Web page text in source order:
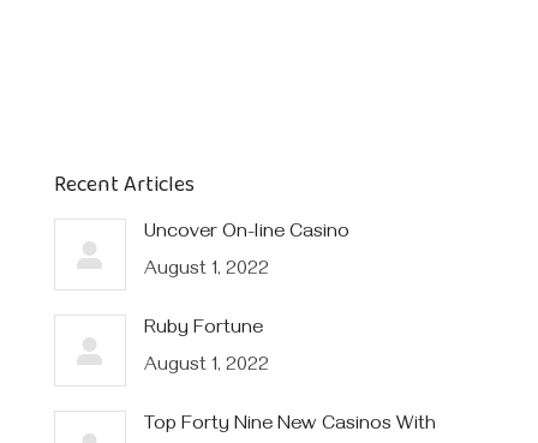
Recent Articles
Uncover On-line Casino
August 1, 2022
Ruby Fortune
August 1, 2022
Top Forty Nine New Casinos With